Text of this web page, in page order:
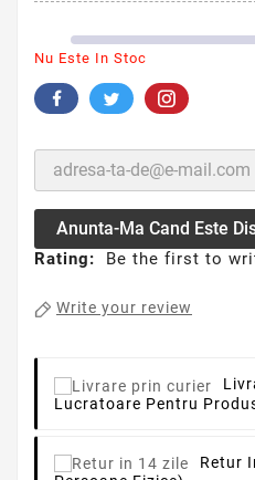
Nu Este In Stoc
Anunta-Ma Cand Este
Rating: Be the first to
Write your review
Lucratoare Pentru
Retur